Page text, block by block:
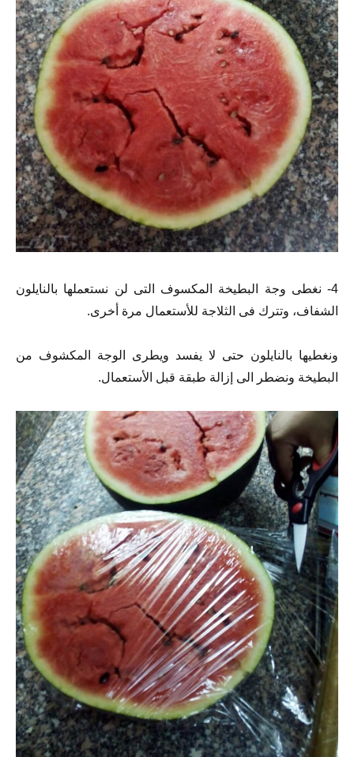
4- نغطى وجة البطيخة المكسوف التى لن نستعملها بالنايلون
الشفاف، وتترك فى الثلاجة للأستعمال مرة أخرى.
ونغطيها بالنايلون حتى لا يفسد ويطرى الوجة المكشوف من
البطيخة ونضطر الى إزالة طبقة قبل الأستعمال.